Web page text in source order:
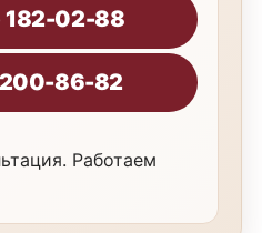
182-02-88
86-82
Работаем